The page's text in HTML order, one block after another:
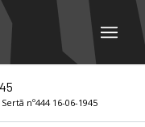
nº444 16-06-1945